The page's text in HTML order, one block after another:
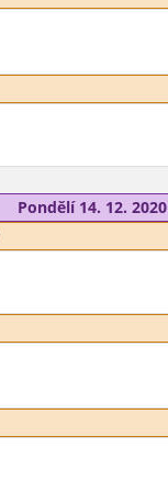
Pondělí 14. 12. 2020